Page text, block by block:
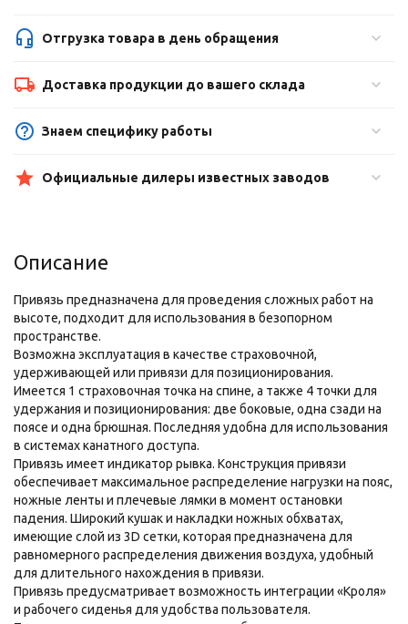
Отгрузка товара в день обращения
Доставка продукции до вашего склада
Знаем специфику работы
Официальные дилеры известных заводов
Описание
Привязь предназначена для проведения сложных работ на
высоте, подходит для использования в безопорном
пространстве.
Возможна эксплуатация в качестве страховочной,
удерживающей или привязи для позиционирования.
Имеется 1 страховочная точка на спине, а также 4 точки для
удержания и позиционирования: две боковые, одна сзади на
поясе и одна брюшная. Последняя удобна для использования
в системах канатного доступа.
Привязь имеет индикатор рывка. Конструкция привязи
обеспечивает максимальное распределение нагрузки на пояс,
ножные ленты и плечевые лямки в момент остановки
падения. Широкий кушак и накладки ножных обхватах,
имеющие слой из 3D сетки, которая предназначена для
равномерного распределения движения воздуха, удобный
для длительного нахождения в привязи.
Привязь предусматривает возможность интеграции «Кроля»
и рабочего сиденья для удобства пользователя.